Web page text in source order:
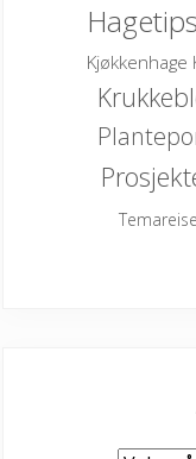
Hagetips
Kjøkkenhage